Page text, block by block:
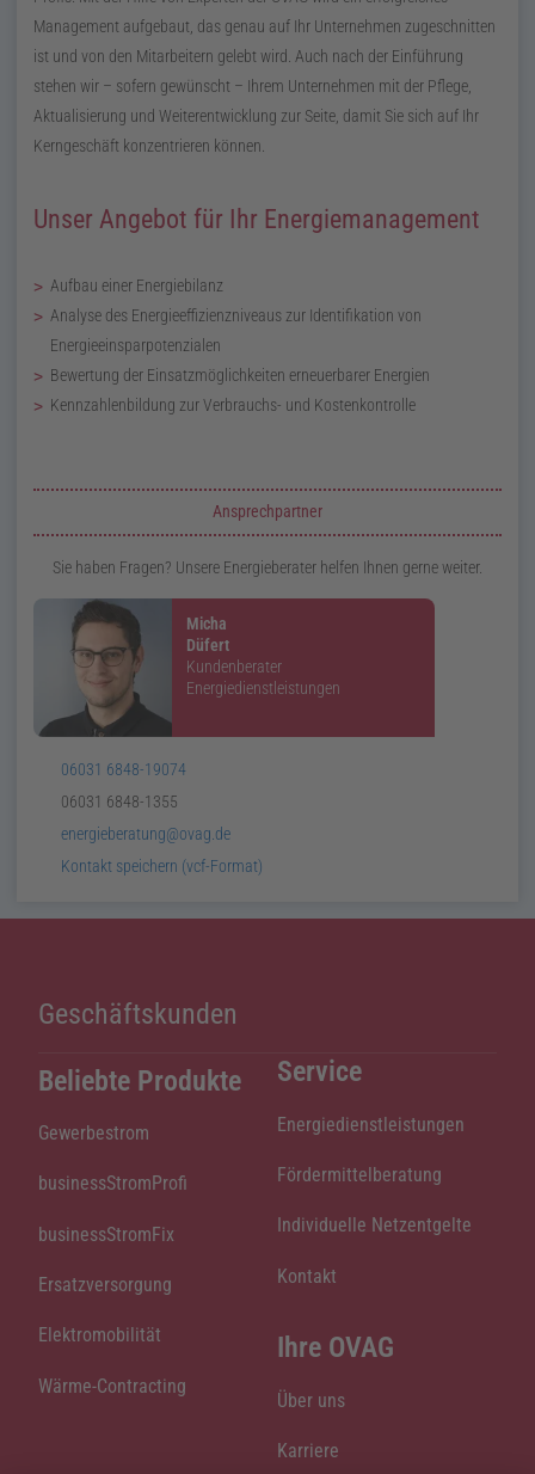
Management aufgebaut, das genau auf Ihr Unternehmen zugeschnitten
ist und von den Mitarbeitern gelebt wird. Auch nach der Einführung
stehen wir – sofern gewünscht – Ihrem Unternehmen mit der Pflege,
Aktualisierung und Weiterentwicklung zur Seite, damit Sie sich auf Ihr
Kerngeschäft konzentrieren können.
Unser Angebot für Ihr Energiemanagement
Aufbau einer Energiebilanz
Analyse des Energieeffizienzniveaus zur Identifikation von
Energieeinsparpotenzialen
Bewertung der Einsatzmöglichkeiten erneuerbarer Energien
Kennzahlenbildung zur Verbrauchs- und Kostenkontrolle
Zusatzinformationen zur Seite Energiemanagement
Ansprechpartner
Sie haben Fragen? Unsere Energieberater helfen Ihnen gerne weiter.
Micha
Düfert
Kundenberater
Energiedienstleistungen
Telefon:06031 6848-19074
Telefax:
06031 6848-1355
Mail:
energieberatung@ovag.de
Card:Kontakt speichern (vcf-Format)
Geschäftskunden
Beliebte Produkte
Gewerbestrom
businessStromProfi
businessStromFix
Ersatzversorgung
Elektromobilität
Wärme-Contracting
Service
Energiedienstleistungen
Fördermittelberatung
Individuelle Netzentgelte
Kontakt
Ihre OVAG
Über uns
Karriere